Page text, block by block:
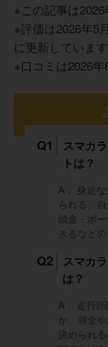
※この記事は2026
※評価は2026年5
に更新しています
※口コミは2026
Q1
スマカ
トは？
A： 身近
られる、
頭金・ボ
きるなど
Q2
スマカ
は？
A： 走行
か、頭金
決められ